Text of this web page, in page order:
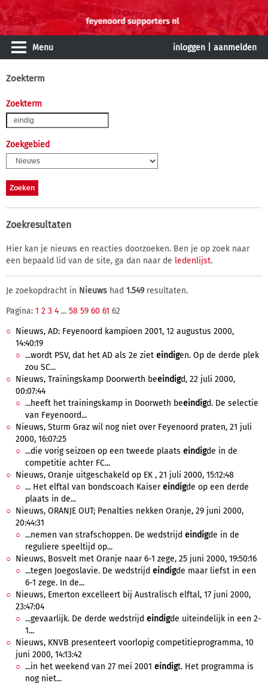
Menu inloggen aanmelden
Zoekterm
Zoekterm
Zoekgebied
Zoekresultaten
Hier kan je nieuws en reacties doorzoeken. Ben je op zoek naar
een bepaald lid van de site, ga dan naar de ledenlijst.
Je zoekopdracht in Nieuws had 1.549resultaten.
Pagina: 1 2 3 4 ... 58 59 60 61 62
Nieuws, AD: Feyenoord kampioen 2001, 12 augustus 2000,
14:40:19
...wordt PSV, dat het AD als 2e ziet eindigen. Op de derde plek
zou SC...
Nieuws, Trainingskamp Doorwerth beeindigd, 22 juli 2000,
00:07:44
...heeft het trainingskamp in Doorweth beeindigd. De selectie
van Feyenoord...
Nieuws, Sturm Graz wil nog niet over Feyenoord praten, 21 juli
2000, 16:07:25
...die vorig seizoen op een tweede plaats eindigde in de
competitie achter FC...
Nieuws, Oranje uitgeschakeld op EK , 21 juli 2000, 15:12:48
... Het elftal van bondscoach Kaisereindigde op een derde
plaats in de...
Nieuws, ORANJE OUT; Penalties nekken Oranje, 29 juni 2000,
20:44:31
...nemen van strafschoppen. De wedstrijd eindigde in de
reguliere speeltijd op...
Nieuws, Bosvelt met Oranje naar 6-1 zege, 25 juni 2000, 19:50:16
...tegen Joegoslavie. De wedstrijd eindigde maar liefst in een
6-1 zege. In de...
Nieuws, Emerton excelleert bij Australisch elftal, 17 juni 2000,
23:47:04
...gevaarlijk. De derde wedstrijd eindigde uiteindelijk in een 2-
1...
Nieuws, KNVB presenteert voorlopig competitieprogramma, 10
juni 2000, 14:13:42
...in het weekend van 27 mei 2001 eindigt. Het programma is
nog niet...